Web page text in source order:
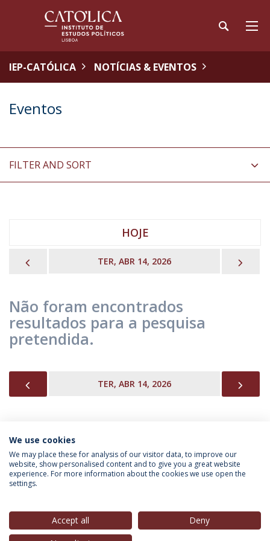
IEP-CATÓLICA NOTÍCIAS & EVENTOS
Eventos
FILTER AND SORT
HOJE
TER, ABR 14, 2026
Não foram encontrados
resultados para a pesquisa
pretendida.
TER, ABR 14, 2026
INFORMAÇÃO PARA
We use cookies
We may place these for analysis of our visitor data, to improve our
website, show personalised content and to give you a great website
experience. For more information about the cookies we use open the
settings.
Accept all
Deny